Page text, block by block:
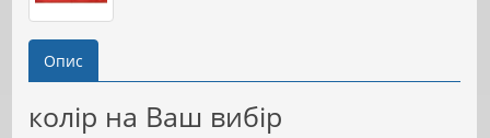
Опис
колір на Ваш вибір